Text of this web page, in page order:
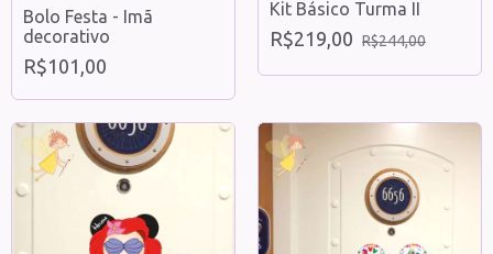
Bolo Festa - Imã
decorativo
R$101,00
Kit Básico Turma II
R$219,00 R$244,00